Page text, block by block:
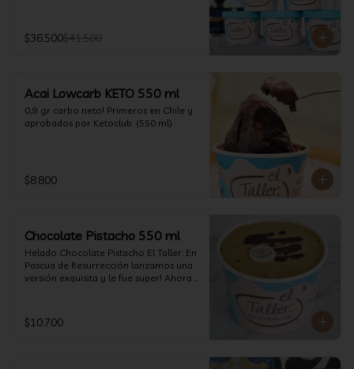
$36.500$41.500
Acai Lowcarb KETO 550 ml
0,9 gr carbo neto! Primeros en Chile y
aprobados por Ketoclub. (550 ml)
$8.800
Chocolate Pistacho 550 ml
Helado Chocolate Pistacho El Taller: En
Pascua de Resurrección lanzamos una
versión exquisita y le fue super! Ahora
calidad, al centro una bomba de
chocolate blanco relleno de crema de
$10.700